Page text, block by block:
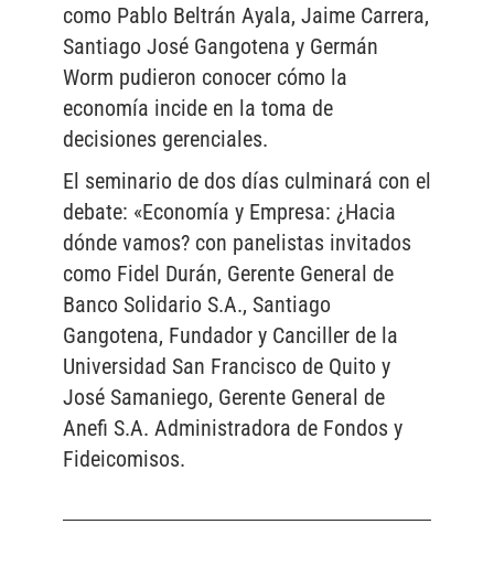
como Pablo Beltrán Ayala, Jaime Carrera,
Santiago José Gangotena y Germán
Worm pudieron conocer cómo la
economía incide en la toma de
decisiones gerenciales.
El seminario de dos días culminará con el
debate: «Economía y Empresa: ¿Hacia
dónde vamos? con panelistas invitados
como Fidel Durán, Gerente General de
Banco Solidario S.A., Santiago
Gangotena, Fundador y Canciller de la
Universidad San Francisco de Quito y
José Samaniego, Gerente General de
Anefi S.A. Administradora de Fondos y
Fideicomisos.